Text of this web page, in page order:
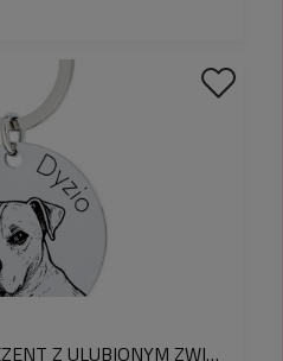
z wysokogatunkowej
wysokim połysku.
w Polsce – na breloku
rysunek psa na
Ciebie zdjęcia. Dzięki
na świecie,
obdarowanej.
OKRĄGŁY BRELOK PREZENT Z ULUBIONYM ZWIERZAKIEM PIES GRAWER SZCZEGÓŁOWY ZE ZDJĘCIA